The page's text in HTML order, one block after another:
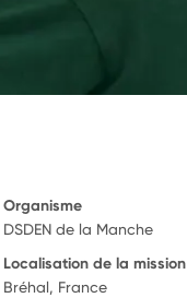
Organisme
DSDEN de la Manche
Localisation de la mission
Bréhal, France